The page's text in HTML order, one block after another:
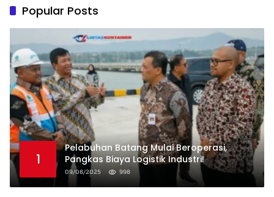
Popular Posts
1
Pelabuhan Batang Mulai Beroperasi,
Pangkas Biaya Logistik Industri!
09/08/2025 998